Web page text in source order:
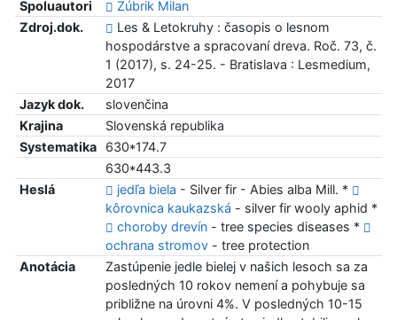
Spoluautori
Zúbrik Milan
Zdroj.dok.
Les & Letokruhy : časopis o lesnom
hospodárstve a spracovaní dreva. Roč. 73, č.
1 (2017), s. 24-25. - Bratislava : Lesmedium,
2017
Jazyk dok.
slovenčina
Krajina
Slovenská republika
Systematika
630*174.7
630*443.3
Heslá
jedľa biela - Silver fir - Abies alba Mill. *
kôrovnica kaukazská - silver fir wooly aphid *
choroby drevín- tree species diseases *
ochrana stromov- tree protection
Anotácia
Zastúpenie jedle bielej v našich lesoch sa za
posledných 10 rokov nemení a pohybuje sa
približne na úrovni 4%. V posledných 10-15